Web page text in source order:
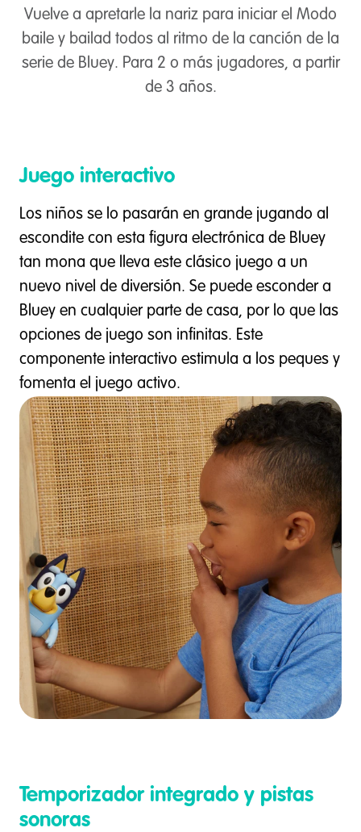
Vuelve a apretarle la nariz para iniciar el Modo
baile y bailad todos al ritmo de la canción de la
serie de Bluey. Para 2 o más jugadores, a partir
de 3 años.
Juego interactivo
Los niños se lo pasarán en grande jugando al
escondite con esta figura electrónica de Bluey
tan mona que lleva este clásico juego a un
nuevo nivel de diversión. Se puede esconder a
Bluey en cualquier parte de casa, por lo que las
opciones de juego son infinitas. Este
componente interactivo estimula a los peques y
fomenta el juego activo.
Temporizador integrado y pistas
sonoras